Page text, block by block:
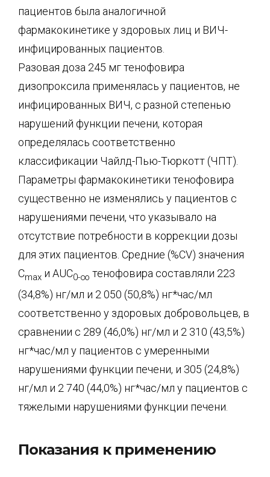
пациентов была аналогичной
фармакокинетике у здоровых лиц и ВИЧ-
инфицированных пациентов.
Разовая доза 245 мг тенофовира
дизопроксила применялась у пациентов, не
инфицированных ВИЧ, с разной степенью
нарушений функции печени, которая
определялась соответственно
классификации Чайлд-Пью-Тюркотт (ЧПТ).
Параметры фармакокинетики тенофовира
существенно не изменялись у пациентов с
нарушениями печени, что указывало на
отсутствие потребности в коррекции дозы
для этих пациентов. Средние (%CV) значения
Сmax и AUC0-∞ тенофовира составляли 223
(34,8%) нг/мл и 2 050 (50,8%) нг*час/мл
соответственно у здоровых добровольцев, в
сравнении с 289 (46,0%) нг/мл и 2 310 (43,5%)
нг*час/мл у пациентов с умеренными
нарушениями функции печени, и 305 (24,8%)
нг/мл и 2 740 (44,0%) нг*час/мл у пациентов с
тяжелыми нарушениями функции печени.
Показания к применению